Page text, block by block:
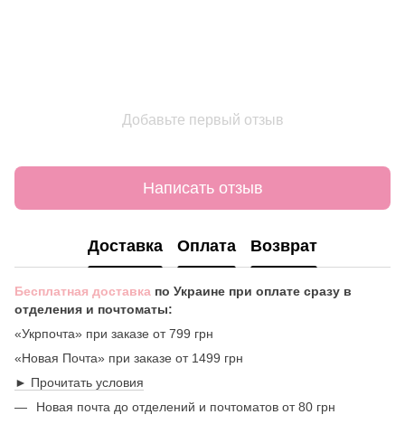
Добавьте первый отзыв
Написать отзыв
Доставка Оплата Возврат
Бесплатная доставка по Украине при оплате сразу в
отделения и почтоматы:
«Укрпочта» при заказе от 799 грн
«Новая Почта» при заказе от 1499 грн
► Прочитать условия
Новая почта до отделений и почтоматов от 80 грн